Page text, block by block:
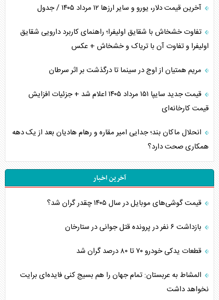
آخرین قیمت دلار، یورو و سایر ارز‌ها ۱۲ مرداد ۱۴۰۵ / جدول
تفاوت خشخاش با شقایق اولیفرا؛ راهنمای کاربرد دارویی شقایق
اولیفرا و تفاوت آن با تریاک و خشخاش + عکس
مریم همتیان از اوج در سینما تا درگذشت بر اثر سرطان
قیمت جدید سایپا ۱۵۱ مرداد ۱۴۰۵ اعلام شد + جزئیات افزایش
قیمت کارخانه‌ای
انحلال ماکان بند؛ جدایی امیر مقاره و رهام هادیان بعد از یک دهه
همکاری صحت دارد؟
آخرین اخبار
قیمت گوشی‌های موبایل در سال ۱۴۰۵ چقدر گران شد؟
بازداشت ۶ نفر در پرونده قتل جوانی در ستارخان
قطعات یدکی خودرو ۷۰ تا ۸۰ درصد گران شد
المشاط به عربستان: تمام جهان را هم بسیج کنی فایده‌ای برایت
نخواهد داشت